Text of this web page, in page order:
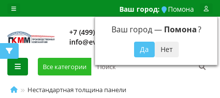
Ваш город: Помона
Ваш город — Помона?
+7 (499) 648-92-94
info@evroshtaketnikmoskva.ru
Все категории
Нестандартная толщина панели